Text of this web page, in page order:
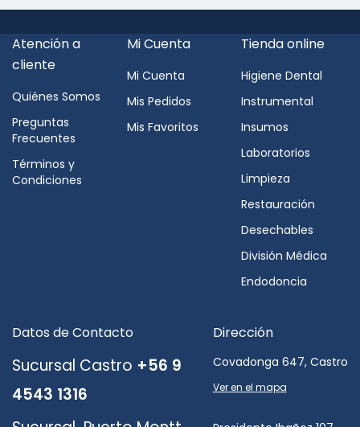
Atención a
cliente
Quiénes Somos
Preguntas
Frecuentes
Términos y
Condiciones
Mi Cuenta
Mi Cuenta
Mis Pedidos
Mis Favoritos
Tienda online
Higiene Dental
Instrumental
Insumos
Laboratorios
Limpieza
Restauración
Desechables
División Médica
Endodoncia
Datos de Contacto
Sucursal Castro +56 9
4543 1316
Dirección
Covadonga 647, Castro
Ver en el mapa